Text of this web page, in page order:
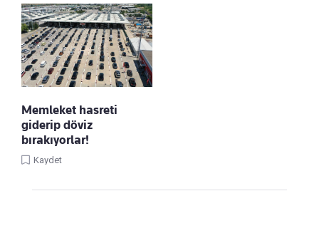
Memleket hasreti
giderip döviz
bırakıyorlar!
Kaydet